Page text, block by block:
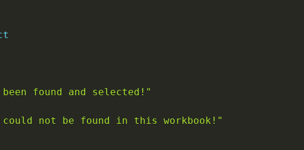
found and selected!"
not be found in this workbook!"